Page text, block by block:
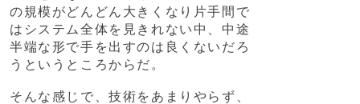
の規模がどんどん大きくなり片手間で
はシステム全体を見きれない中、中途
半端な形で手を出すのは良くないだろ
うというところからだ。
そんな感じで、技術をあまりやらず、